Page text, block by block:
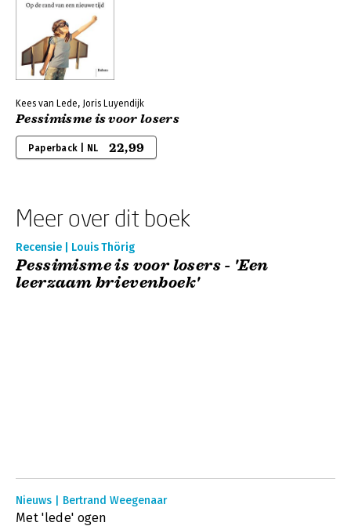
Kees van Lede, Joris Luyendijk
Pessimisme is voor losers
Paperback | NL 22,99
Meer over dit boek
Recensie | Louis Thörig
Pessimisme is voor losers - 'Een
leerzaam brievenboek'
Nieuws | Bertrand Weegenaar
Met 'lede' ogen